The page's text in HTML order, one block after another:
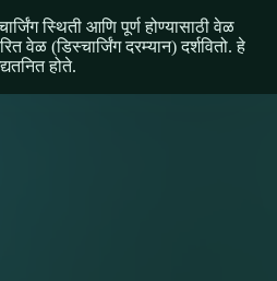
स्थिती आणि पूर्ण होण्यासाठी वेळ
वेळ (डिस्चार्जिंग दरम्यान) दर्शवितो. हे
होते.